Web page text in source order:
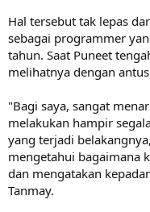
Hal tersebut tak lepas
sebagai programmer
tahun. Saat Puneet
melihatnya dengan
"Bagi saya, sangat
melakukan hampir
yang terjadi
mengetahui bagaimana
dan mengatakan
Tanmay.